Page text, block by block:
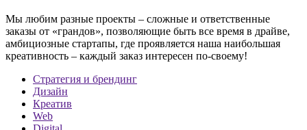
Мы любим разные проекты – сложные и ответственные
заказы от «грандов», позволяющие быть все время в драйве,
амбициозные стартапы, где проявляется наша наибольшая
креативность – каждый заказ интересен по-своему!
Стратегия и брендинг
Дизайн
Креатив
Web